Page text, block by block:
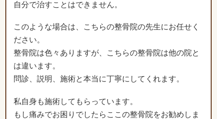
自分で治すことはできません。
このような場合は、こちらの整骨院の先生にお任せく
ださい。
整骨院は色々ありますが、こちらの整骨院は他の院と
は違います。
問診、説明、施術と本当に丁寧にしてくれます。
私自身も施術してもらっています。
もし痛みでお困りでしたらここの整骨院をお勧めしま